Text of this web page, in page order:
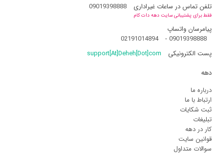
تلفن تماس در ساعات غیراداری 09019398888
فقط برای پشتیبانی سایت دهه دات کام
پیامرسان واتساپ
09019398888
-
02191014894
پست الکترونیکی
support[At]Deheh[Dot]com
دهه
درباره ما
ارتباط با ما
ثبت شکایات
تبلیغات
کار در دهه
قوانین سایت
سوالات متداول